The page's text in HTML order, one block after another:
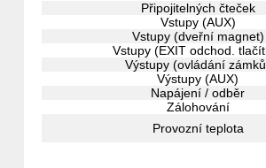
Připojitelných čteček
Vstupy (AUX)
Vstupy (dveřní magnet)
Vstupy (EXIT odchod.
Výstupy (ovládání
Výstupy (AUX)
Napájení / odběr
Zálohování
Provozní teplota